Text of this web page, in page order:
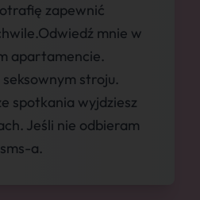
zapewnić
mnie w
apartamencie.
stroju.
spotkania wyjdziesz
Jeśli nie odbieram
a.